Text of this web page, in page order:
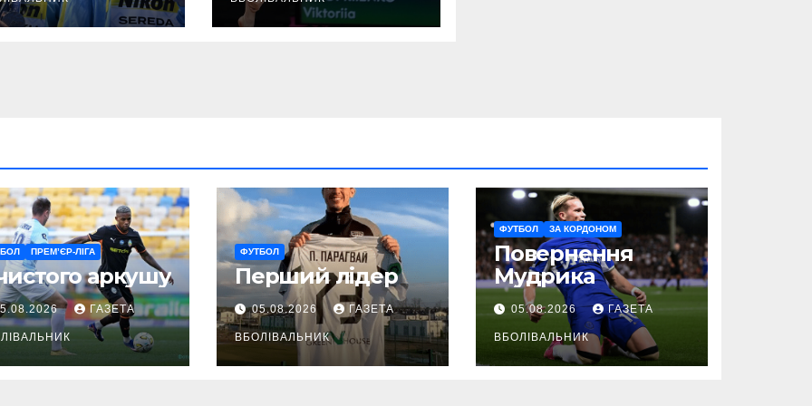
ПРЕМ’ЄР-ЛІГА
аркушу
ГАЗЕТА
ФУТБОЛ
Перший лідер
05.08.2026 ГАЗЕТА
ВБОЛІВАЛЬНИК
ФУТБОЛ ЗА КОРДОНОМ
Повернення
Мудрика
05.08.2026 ГАЗЕТА
ВБОЛІВАЛЬНИК